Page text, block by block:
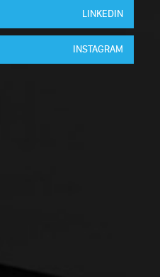
LINKEDIN
INSTAGRAM